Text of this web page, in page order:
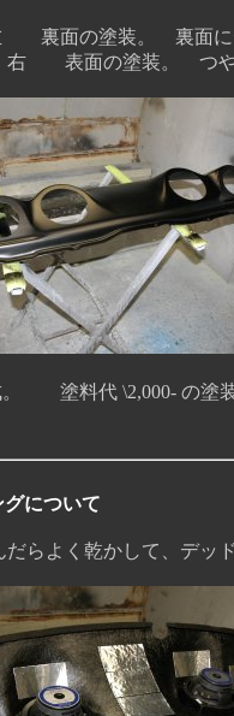
面の塗装。 裏面にデ
の塗装。 つや消し
塗料代 \2,000- の塗装
について
よく乾かして、デッ